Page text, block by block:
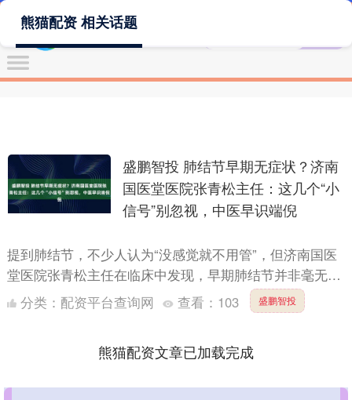
熊猫配资 相关话题
盛鹏智投 肺结节早期无症状？济南
国医堂医院张青松主任：这几个“小
信号”别忽视，中医早识端倪
提到肺结节，不少人认为“没感觉就不用管”，但济南国医
堂医院张青松主任在临床中发现，早期肺结节并非毫无踪
迹，身体常会发出易被忽视的“小信号”盛鹏智投，借助中
医辨证....
分类： 配资平台查询网 查看： 103 盛鹏智投
熊猫配资文章已加载完成